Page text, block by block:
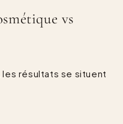
vs
les résultats se situent